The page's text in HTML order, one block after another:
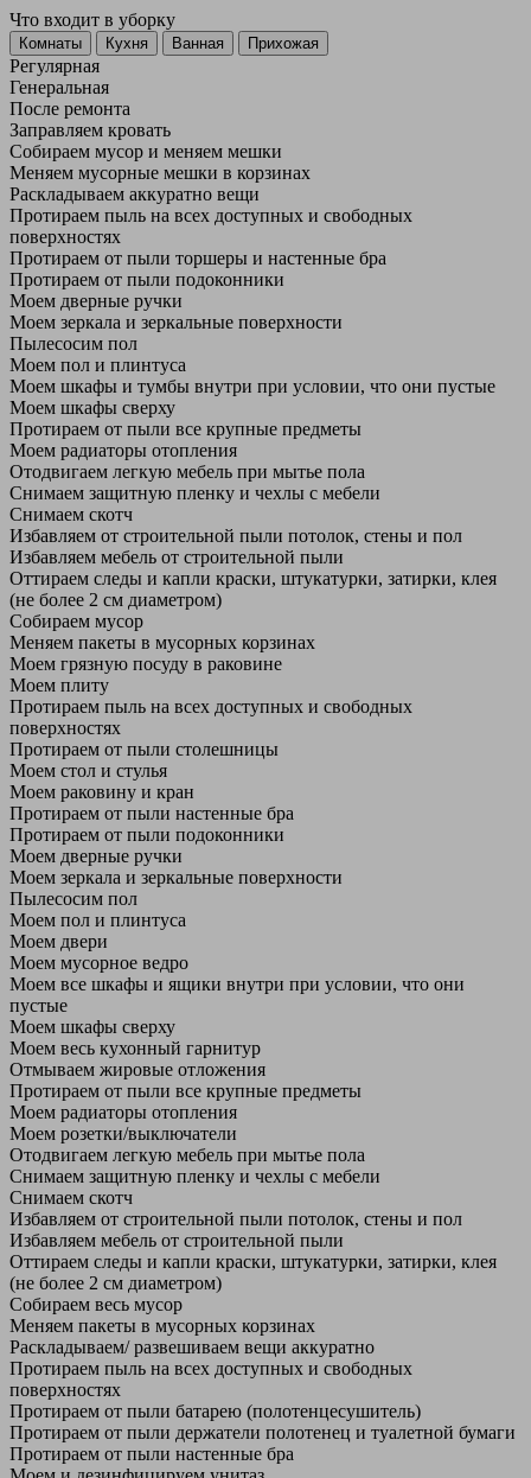
Что входит в уборку
Регу­лярная
Гене­ральная
После ремонта
Заправляем кровать
Собираем мусор и меняем мешки
Меняем мусорные мешки в корзинах
Раскладываем аккуратно вещи
Протираем пыль на всех доступных и свободных
поверхностях
Протираем от пыли торшеры и настенные бра
Протираем от пыли подоконники
Моем дверные ручки
Моем зеркала и зеркальные поверхности
Пылесосим пол
Моем пол и плинтуса
Моем шкафы и тумбы внутри при условии, что они пустые
Моем шкафы сверху
Протираем от пыли все крупные предметы
Моем радиаторы отопления
Отодвигаем легкую мебель при мытье пола
Снимаем защитную пленку и чехлы с мебели
Снимаем скотч
Избавляем от строительной пыли потолок, стены и пол
Избавляем мебель от строительной пыли
Оттираем следы и капли краски, штукатурки, затирки, клея
(не более 2 см диаметром)
Собираем мусор
Меняем пакеты в мусорных корзинах
Моем грязную посуду в раковине
Моем плиту
Протираем пыль на всех доступных и свободных
поверхностях
Протираем от пыли столешницы
Моем стол и стулья
Моем раковину и кран
Протираем от пыли настенные бра
Протираем от пыли подоконники
Моем дверные ручки
Моем зеркала и зеркальные поверхности
Пылесосим пол
Моем пол и плинтуса
Моем двери
Моем мусорное ведро
Моем все шкафы и ящики внутри при условии, что они
пустые
Моем шкафы сверху
Моем весь кухонный гарнитур
Отмываем жировые отложения
Протираем от пыли все крупные предметы
Моем радиаторы отопления
Моем розетки/выключатели
Отодвигаем легкую мебель при мытье пола
Снимаем защитную пленку и чехлы с мебели
Снимаем скотч
Избавляем от строительной пыли потолок, стены и пол
Избавляем мебель от строительной пыли
Оттираем следы и капли краски, штукатурки, затирки, клея
(не более 2 см диаметром)
Собираем весь мусор
Меняем пакеты в мусорных корзинах
Раскладываем/ развешиваем вещи аккуратно
Протираем пыль на всех доступных и свободных
поверхностях
Протираем от пыли батарею (полотенцесушитель)
Протираем от пыли держатели полотенец и туалетной бумаги
Протираем от пыли настенные бра